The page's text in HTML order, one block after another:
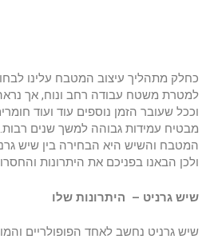
כחלק מתהליך עיצוב המטבח עלינו
למטרת משטח עבודה רחב ונוח, אך
וככל שעובר הזמן נוספים עוד ועוד
מבטיח עמידות גבוהה למשך שנים
המטבח והשיש היא הבחירה בין שיש
ולכן הבאנו בפניכם את היתרונות
שיש גרניט – היתרונות שלו
שיש גרניט נחשב לאחד הפופולריים